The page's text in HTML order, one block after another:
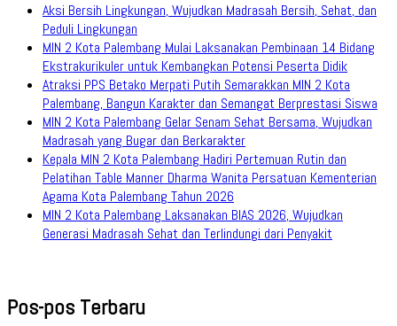
Aksi Bersih Lingkungan, Wujudkan Madrasah Bersih, Sehat, dan
Peduli Lingkungan
MIN 2 Kota Palembang Mulai Laksanakan Pembinaan 14 Bidang
Ekstrakurikuler untuk Kembangkan Potensi Peserta Didik
Atraksi PPS Betako Merpati Putih Semarakkan MIN 2 Kota
Palembang, Bangun Karakter dan Semangat Berprestasi Siswa
MIN 2 Kota Palembang Gelar Senam Sehat Bersama, Wujudkan
Madrasah yang Bugar dan Berkarakter
Kepala MIN 2 Kota Palembang Hadiri Pertemuan Rutin dan
Pelatihan Table Manner Dharma Wanita Persatuan Kementerian
Agama Kota Palembang Tahun 2026
MIN 2 Kota Palembang Laksanakan BIAS 2026, Wujudkan
Generasi Madrasah Sehat dan Terlindungi dari Penyakit
Pos-pos Terbaru